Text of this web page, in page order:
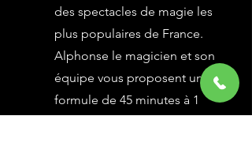
des spectacles de magie les
plus populaires de France.
Alphonse le magicien et son
équipe vous proposent une
formule de 45 minutes à 1